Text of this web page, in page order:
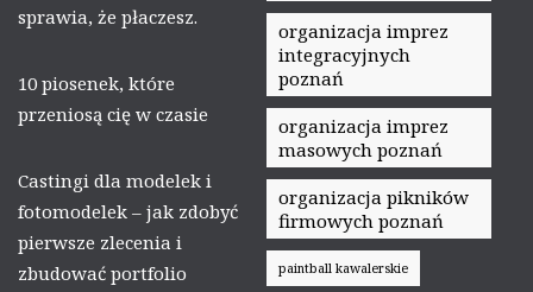
sprawia, że płaczesz.
10 piosenek, które
przeniosą cię w czasie
Castingi dla modelek i
fotomodelek – jak zdobyć
pierwsze zlecenia i
zbudować portfolio
organizacja imprez
integracyjnych
poznań
organizacja imprez
masowych poznań
organizacja pikników
firmowych poznań
paintball kawalerskie